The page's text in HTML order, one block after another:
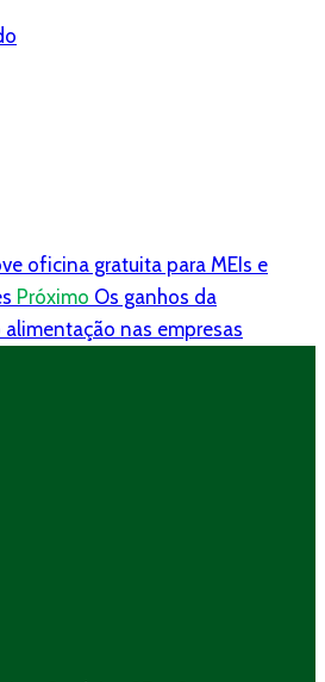
oficina gratuita para MEIs e
Próximo Os ganhos da
nas empresas